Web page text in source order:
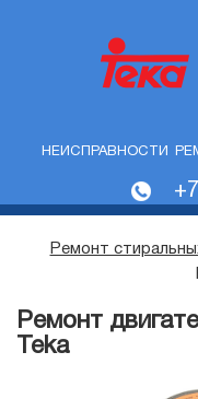
НЕИСПРАВНОСТИ
Ремонт
Ремонт
Teka